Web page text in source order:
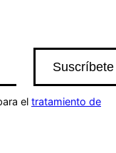
el tratamiento de